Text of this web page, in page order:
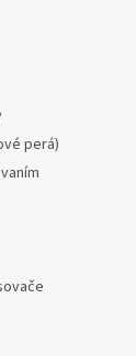
perá)